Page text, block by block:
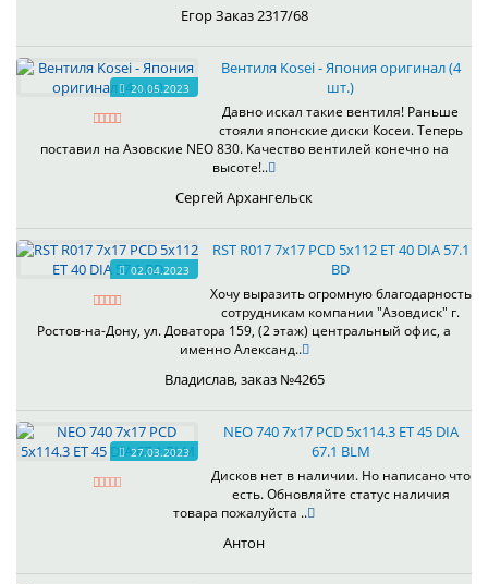
Егор Заказ 2317/68
20.05.2023
Вентиля Kosei - Япония оригинал (4
шт.)
Давно искал такие вентиля! Раньше
стояли японские диски Косеи. Теперь
поставил на Азовские NEO 830. Качество вентилей конечно на
высоте!..
Сергей Архангельск
02.04.2023
RST R017 7x17 PCD 5x112 ET 40 DIA 57.1
BD
Хочу выразить огромную благодарность
сотрудникам компании "Азовдиск" г.
Ростов-на-Дону, ул. Доватора 159, (2 этаж) центральный офис, а
именно Александ..
Владислав, заказ №4265
27.03.2023
NEO 740 7x17 PCD 5x114.3 ET 45 DIA
67.1 BLM
Дисков нет в наличии. Но написано что
есть. Обновляйте статус наличия
товара пожалуйста ..
Антон